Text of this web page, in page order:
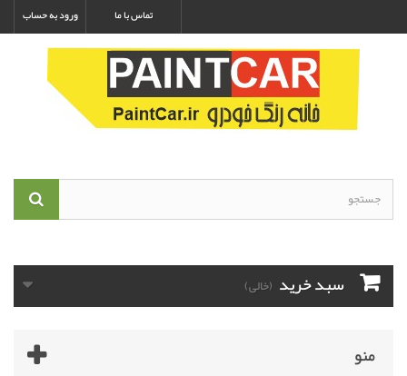
ورود به حساب تماس با ما
سبد خرید (خالی)
منو